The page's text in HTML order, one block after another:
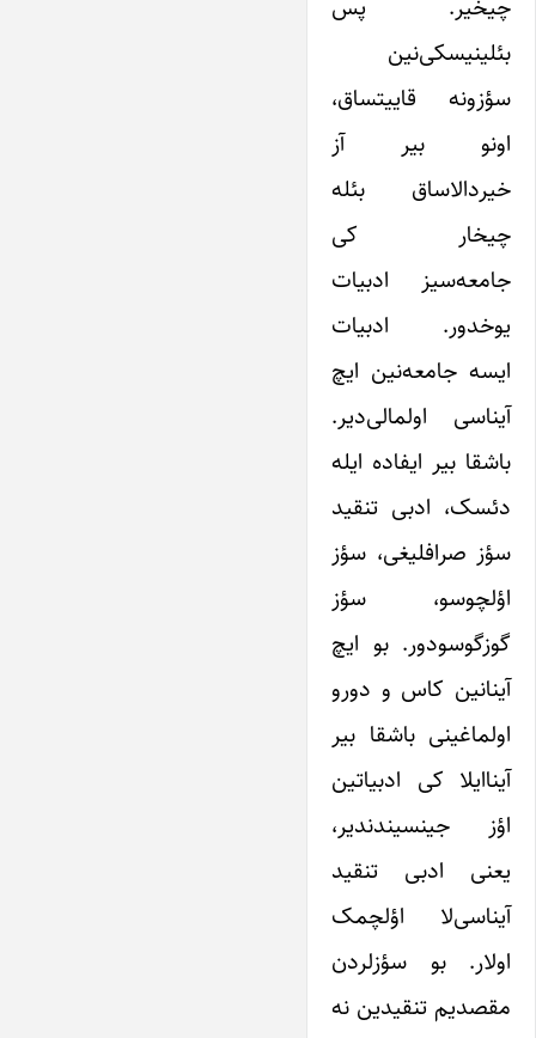
بئلینیسکی‌نین
سؤزونه قاییتساق،
اونو بیر آز
خیردالاساق بئله
چیخار کی
جامعه‌‌سیز ادبیات
یوخدور. ادبیات
ایسه جامعه‌‌نین ایچ
آیناسی اولمالی‌دیر.
باشقا بیر ایفاده ایله
دئسک، ادبی تنقید
سؤز صرافلیغی، سؤز
اؤلچوسو، سؤز
گوزگوسودور. بو ایچ
آینانین کاس و دورو
اولماغینی باشقا بیر
آیناایلا کی ادبیاتین
اؤز جینسیندندیر،
یعنی ادبی تنقید
آیناسی‌لا اؤلچمک
اولار. بو سؤزلردن
مقصدیم تنقیدین نه